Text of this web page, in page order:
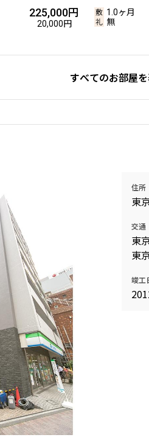
225,000円
20,000円
1.0ヶ月
無
すべてのお部屋
住所
東
交通
東
東
竣工